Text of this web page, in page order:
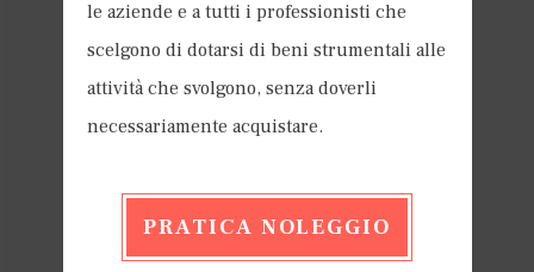
le aziende e a tutti i professionisti che
scelgono di dotarsi di beni strumentali alle
attività che svolgono, senza doverli
necessariamente acquistare.
PRATICA NOLEGGIO